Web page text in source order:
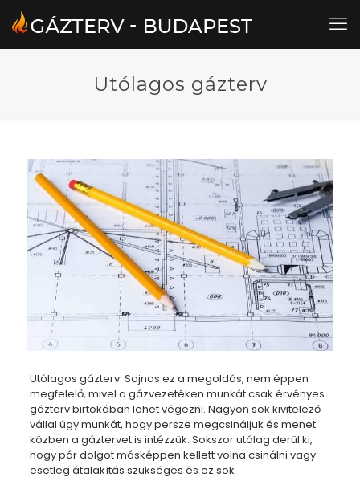
Utólagos gázterv
Utólagos gázterv. Sajnos ez a megoldás, nem éppen
megfelelő, mivel a gázvezetéken munkát csak érvényes
gázterv birtokában lehet végezni. Nagyon sok kivitelező
vállal úgy munkát, hogy persze megcsináljuk és menet
közben a gáztervet is intézzük. Sokszor utólag derül ki,
hogy pár dolgot másképpen kellett volna csinálni vagy
esetleg átalakítás szükséges és ez sok